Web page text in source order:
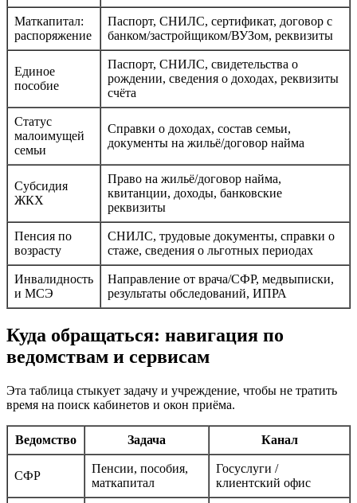
Маткапитал:
распоряжение
Паспорт, СНИЛС, сертификат, договор с
банком/застройщиком/ВУЗом, реквизиты
Единое
пособие
Паспорт, СНИЛС, свидетельства о
рождении, сведения о доходах, реквизиты
счёта
Статус
малоимущей
семьи
Справки о доходах, состав семьи,
документы на жильё/договор найма
Субсидия
ЖКХ
Право на жильё/договор найма,
квитанции, доходы, банковские
реквизиты
Пенсия по
возрасту
СНИЛС, трудовые документы, справки о
стаже, сведения о льготных периодах
Инвалидность
и МСЭ
Направление от врача/СФР, медвыписки,
результаты обследований, ИПРА
Куда обращаться: навигация по
ведомствам и сервисам
Эта таблица стыкует задачу и учреждение, чтобы не тратить
время на поиск кабинетов и окон приёма.
Ведомство Задача Канал
СФР
Пенсии, пособия,
маткапитал
Госуслуги /
клиентский офис